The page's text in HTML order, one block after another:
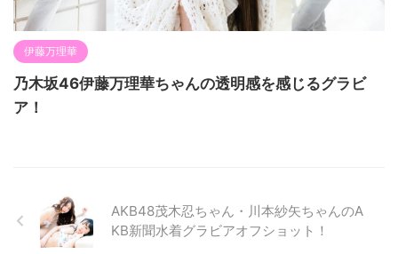
伊藤万理華
乃木坂46伊藤万理華ちゃんの透明感を感じるグラビ
ア！
AKB48茂木忍ちゃん・川本紗矢ちゃんのA
KB新聞水着グラビアオフショット！